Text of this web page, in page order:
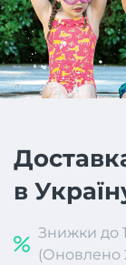
в
Знижки до
(Оновлено